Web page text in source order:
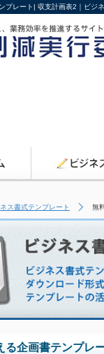
プレート| 収支計画表2｜ビジ
ス書式テンプレート 無
る企画書テンプレ